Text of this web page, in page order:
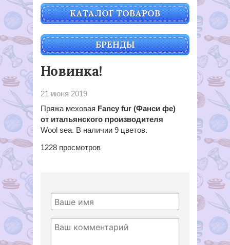
КАТАЛОГ ТОВАРОВ
БРЕНДЫ
Новинка!
21 июня 2019
Пряжа меховая Fancy fur (Фанси фе)
от итальянского производителя
Wool sea. В наличии 9 цветов.
1228 просмотров